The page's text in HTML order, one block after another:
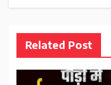
Related Post